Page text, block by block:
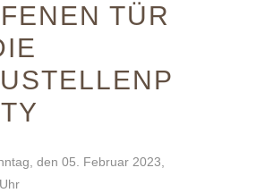
TÜR
den 05. Februar 2023,